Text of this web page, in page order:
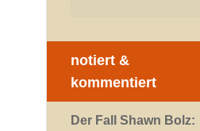
notiert &
kommentiert
Der Fall Shawn Bolz: